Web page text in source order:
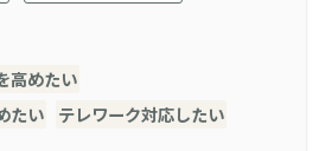
高めたい
たい
テレワーク対応したい